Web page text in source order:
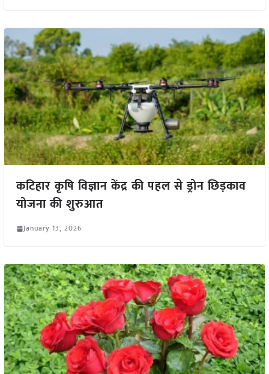
कटिहार कृषि विज्ञान केंद्र की पहल से ड्रोन छिड़काव
योजना की शुरुआत
January 13, 2026